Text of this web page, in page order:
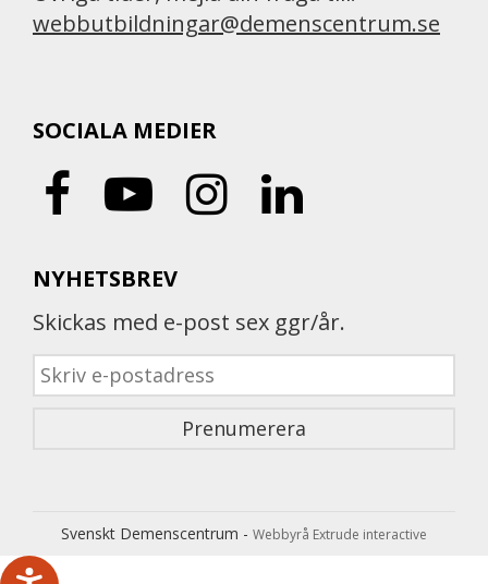
webbutbildningar@demenscentrum.se
SOCIALA MEDIER
NYHETSBREV
Skickas med e-post sex ggr/år.
Svenskt Demenscentrum - Webbyrå Extrude interactive